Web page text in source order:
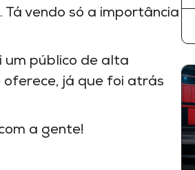
Tá vendo só a importância
um público de alta
oferece, já que foi atrás
a gente!